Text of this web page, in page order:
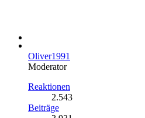
Oliver1991
Moderator
Reaktionen
2.543
Beiträge